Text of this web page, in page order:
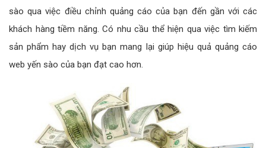
sào qua việc điều chỉnh quảng cáo của bạn đến gần với các
khách hàng tiềm năng. Có nhu cầu thể hiện qua việc tìm kiếm
sản phẩm hay dịch vụ bạn mang lại giúp hiệu quả quảng cáo
web yến sào của bạn đạt cao hơn.